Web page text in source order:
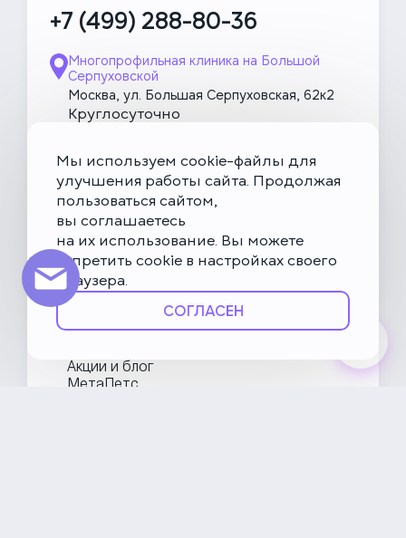
+7 (499) 288-80-36
Многопрофильная клиника на Большой
Серпуховской
Москва, ул. Большая Серпуховская, 62к2
Круглосуточно
Многопрофильная клиника на Введенского
Москва, ул. Введенского, 24Б
Клиника на Карамышевской набережной
Москва, Карамышевская наб., 2А
О НьюВетТех
Услуги
Акции и блог
МетаПетс
Мы используем cookie-файлы для
улучшения работы сайта. Продолжая
пользоваться сайтом,
вы соглашаетесь
на их использование. Вы можете
запретить cookie в настройках своего
браузера.
СОГЛАСЕН